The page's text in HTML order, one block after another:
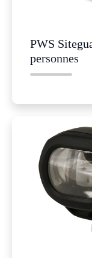
PWS
personnes